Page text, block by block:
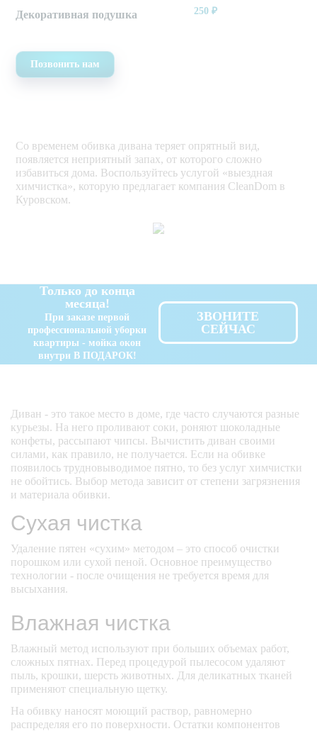
Декоративная подушка 250 ₽
Позвонить нам
Со временем обивка дивана теряет опрятный вид,
появляется неприятный запах, от которого сложно
избавиться дома. Воспользуйтесь услугой «выездная
химчистка», которую предлагает компания CleanDom в
Куровском.
Только до конца
месяца!
При заказе первой
профессиональной уборки
квартиры - мойка окон
внутри В ПОДАРОК!
ЗВОНИТЕ
СЕЙЧАС
Диван - это такое место в доме, где часто случаются разные
курьезы. На него проливают соки, роняют шоколадные
конфеты, рассыпают чипсы. Вычистить диван своими
силами, как правило, не получается. Если на обивке
появилось трудновыводимое пятно, то без услуг химчистки
не обойтись. Выбор метода зависит от степени загрязнения
и материала обивки.
Сухая чистка
Удаление пятен «сухим» методом – это способ очистки
порошком или сухой пеной. Основное преимущество
технологии - после очищения не требуется время для
высыхания.
Влажная чистка
Влажный метод используют при больших объемах работ,
сложных пятнах. Перед процедурой пылесосом удаляют
пыль, крошки, шерсть животных. Для деликатных тканей
применяют специальную щетку.
На обивку наносят моющий раствор, равномерно
распределяя его по поверхности. Остатки компонентов